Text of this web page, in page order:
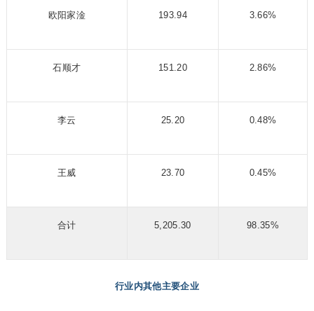
欧阳家淦 193.94 3.66%
石顺才 151.20 2.86%
李云 25.20 0.48%
王威 23.70 0.45%
合计 5,205.30 98.35%
行业内其他主要企业